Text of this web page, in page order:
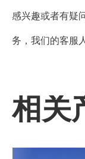
感兴趣或者有疑
务，我们的客服
相关